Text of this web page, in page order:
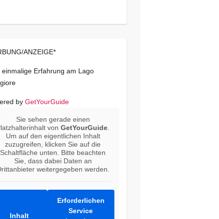
ANZEIGE*
einmalige Erfahrung am Lago
by GetYourGuide
Sie sehen gerade einen
vonGetYourGuide
Um auf den eigentlichen Inhalt
zuzugreifen, klicken Sie auf die
Schaltfläche unten. Bitte beachten
Sie, dass dabei Daten an
weitergegeben werden.
Inhalt
Erforderlichen
Service